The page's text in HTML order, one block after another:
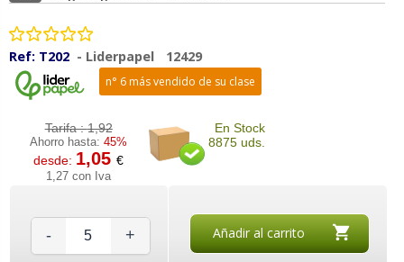
Ref: T202 - Liderpapel 12429
n° 6 más vendido de su clase
Tarifa :1,92
Ahorro hasta:45%
desde: 1,05€
1,27 con Iva
En Stock
8875 uds.
- + Añadir al carrito